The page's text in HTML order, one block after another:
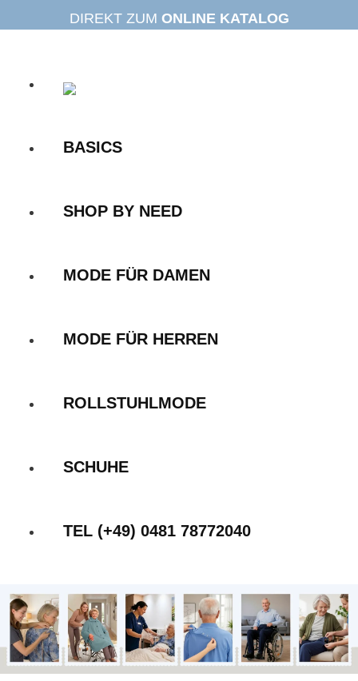
Inhalt
DIREKT ZUM ONLINE KATALOG
BASICS
SHOP BY NEED
MODE FÜR DAMEN
MODE FÜR HERREN
ROLLSTUHLMODE
SCHUHE
TEL (+49) 0481 78772040